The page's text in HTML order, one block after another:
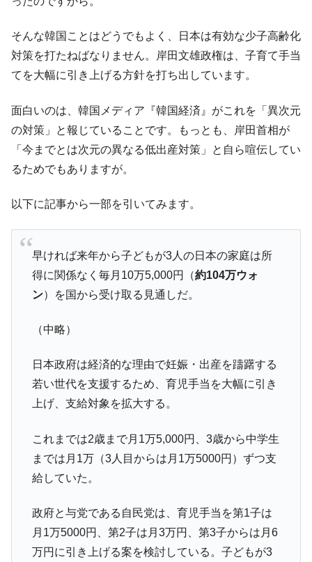
『Money1』
韓国政府『BYD』車への補助金を全廃 ⇒ 実
1.9倍！
『Money1』
在韓米国大使スティールが着韓！⇒ さっそ
く空港に詰めかけ「出て行け！」「極右勢力」のプラカー
『Money1』
韓国政府「2035年までに18.4GW規模のAIデ
ータセンター整備」⇒ だから無理だってば。
『Money1』
JPモルガン「韓国レバレッジETFの清算は
ほぼ終わった」
発。
『Money1』
韓国政府「ニセＫ-ブランドを通報しようキ
ャンペーン」⇒ あの名物教授も登場！
『Money1』
韓国「橋が落ちました」⇒ 耐久性「なさす
ぎ」では。
営業利益80.2％も減少
にぶん殴る法案」提出！⇒ クーパン問題は合衆国企業に対
する差別。許してはおかぬ
『Money1』
韓国ボンクラ政策室長･金容範、株価暴落に
『Money1』
韓国半導体『SKハイニックス』2026年2Qの
業績「史上最高益」当期純利益は前年同期比13.4倍に。
『Money1』
『Money1』
【速報】韓国株式市場の暴落・本日07月29
日(水)もサイドカー・サーキットブレイカーの二段コンボ
発動！
そんな韓国ことはどうでもよく、日本は有効な少子高齢化
対策を打たねばなりません。岸田文雄政権は、子育て手当
てを大幅に引き上げる方針を打ち出しています。
面白いのは、韓国メディア『韓国経済』がこれを「異次元
の対策」と報じていることです。もっとも、岸田首相が
「今までとは次元の異なる低出産対策」と自ら喧伝してい
るためでもありますが。
以下に記事から一部を引いてみます。
早ければ来年から子どもが3人の日本の家庭は所
得に関係なく毎月10万5,000円（約104万ウォ
ン）を国から受け取る見通しだ。
（中略）
日本政府は経済的な理由で妊娠・出産を躊躇する
若い世代を支援するため、育児手当を大幅に引き
上げ、支給対象を拡大する。
これまでは2歳まで月1万5,000円、3歳から中学生
までは月1万（3人目からは月1万5000円）ずつ支
給していた。
政府と与党である自民党は、育児手当を第1子は
月1万5000円、第2子は月3万円、第3子からは月6
万円に引き上げる案を検討している。子どもが3